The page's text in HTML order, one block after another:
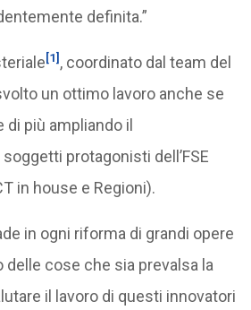
definita.”
[1] , coordinato dal team del
un ottimo lavoro anche se
più ampliando il
protagonisti dell’FSE
in house e Regioni).
in ogni riforma di grandi opere
delle cose che sia prevalsa la
il lavoro di questi innovatori